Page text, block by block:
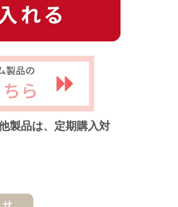
製品は、定期購入対